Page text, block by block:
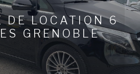
DE LOCATION 6
GRENOBLE